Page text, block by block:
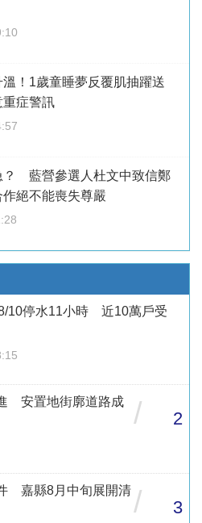
！1歲童睡夢反覆肌抽躍送
症警訊
？ 藍營參選人杜文中致信鄭
絕不能喪失尊嚴
10停水11小時 近10萬戶受
安置地街廓道路成
/ 2
嘉縣8月中旬展開清 / 3